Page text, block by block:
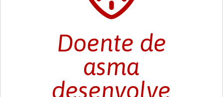
Doente de
asma
desenvolve